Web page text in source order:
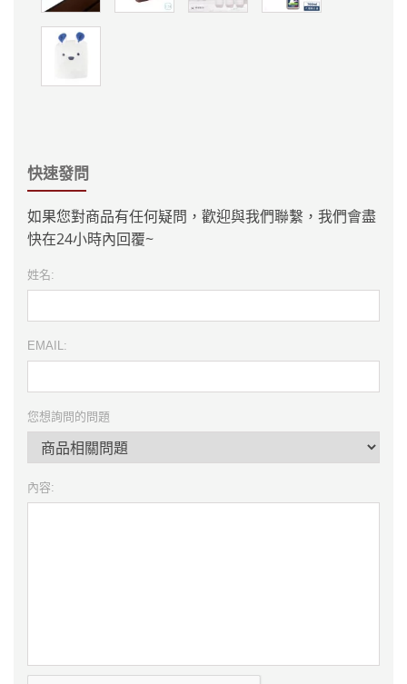
快速發問
如果您對商品有任何疑問，歡迎與我們聯繫，我們會盡
快在24小時內回覆~
姓名:
EMAIL:
您想詢問的問題
內容: